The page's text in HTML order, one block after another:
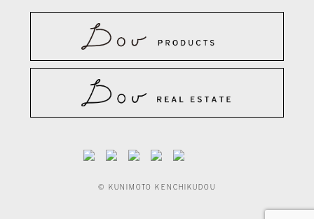
© KUNIMOTO KENCHIKUDOU